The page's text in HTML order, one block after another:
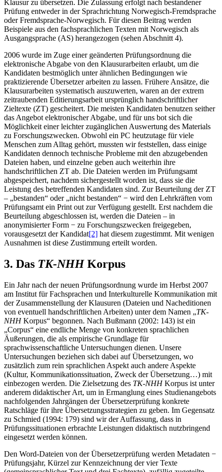
Klausur zu übersetzen. Die Zulassung erfolgt nach bestandener
Prüfung entweder in der Sprachrichtung Norwegisch-Fremdsprache
oder Fremdsprache-Norwegisch. Für diesen Beitrag werden
Beispiele aus den fachsprachlichen Texten mit Norwegisch als
Ausgangsprache (AS) herangezogen (sehen Abschnitt 4).
2006 wurde im Zuge einer geänderten Prüfungsordnung die
elektronische Abgabe von den Klausurarbeiten erlaubt, um die
Kandidaten bestmöglich unter ähnlichen Bedingungen wie
praktizierende Übersetzer arbeiten zu lassen. Frühere Ansätze, die
Klausurarbeiten systematisch auszuwerten, waren an der extrem
zeitraubenden Editierungsarbeit ursprünglich handschriftlicher
Zieltexte (ZT) gescheitert. Die meisten Kandidaten benutzen seither
das Angebot elektronischer Abgabe, und für uns bot sich die
Möglichkeit einer leichter zugänglichen Auswertung des Materials
zu Forschungszwecken. Obwohl ein PC heutzutage für viele
Menschen zum Alltag gehört, mussten wir feststellen, dass einige
Kandidaten dennoch technische Probleme mit den abzugebenden
Dateien haben, und einzelne geben auch weiterhin ihre
handschriftlichen ZT ab. Die Dateien werden im Prüfungsamt
abgespeichert, nachdem sichergestellt worden ist, dass sie die
Leistung des betreffenden Kandidaten sind. Zur Beurteilung der ZT
– „bestanden“ oder „nicht bestanden“ − wird den Lehrkräften vom
Prüfungsamt ein Print out zur Verfügung gestellt. Erst nachdem die
Beurteilung abgeschlossen ist, werden die Dateien – in
anonymisierter Form − zu Forschungszwecken freigegeben,
vorausgesetzt der Kandidat[2] hat diesem zugestimmt. Mit wenigen
Ausnahmen ist diese Zustimmung erteilt worden.
3. Das TK-NHHKorpus
Ein Jahr nach der neuen Prüfungsordnung wurde im Herbst 2007
am Institut für Fachsprachen und Interkulturelle Kommunikation mit
der Zusammenstellung der Klausuren (Dateien und Nacheditionen
von eventuell handschriftlichen Arbeiten) unter dem Namen „TK-
NHHKorpus“ begonnen. Nach Bußmann (2002: 143) ist ein
„Corpus“ eine endliche Menge von konkreten sprachlichen
Äußerungen, die als empirische Grundlage für
sprachwissenschaftliche Untersuchungen dienen. Unsere
Untersuchungen beziehen sich dabei auf Übersetzungen, wo
zusätzlich zum rein sprachlichen Aspekt auch andere Aspekte
(Kultur, Kommunikationssituation, Zweck der Übersetzung…) mit
einbezogen werden. Die Zielsetzung des TK-NHHKorpus ist unter
anderem didaktischer Art, um in Ermanglung eines Studienangebots
nachfolgenden Jahrgängen der Übersetzerprüfung konkrete
Ratschläge für ihre Übersetzungsstrategien zu geben. Im Gegensatz
zu Schmied (1994: 179) sind wir der Auffassung, dass in
Prüfungssituationen erbrachte Leistungen didaktisch nutzbringend
eingesetzt werden können.
Den Word-Dateien von der Übersetzerprüfung werden Metadaten −
Prüfungsjahr, Kürzel zur Kennzeichnung der vier Texte